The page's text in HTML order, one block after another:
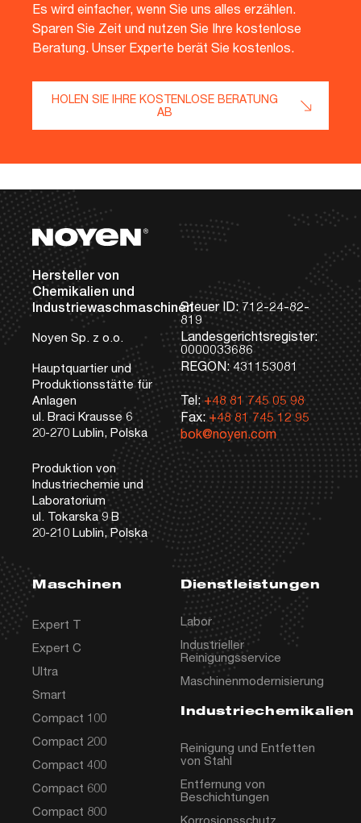
Es wird einfacher, wenn Sie uns alles erzählen.
Sparen Sie Zeit und nutzen Sie Ihre kostenlose
Beratung. Unser Experte berät Sie kostenlos.
HOLEN SIE IHRE KOSTENLOSE BERATUNG
AB
Stopka
Dane kontaktowe
Hersteller von
Chemikalien und
Industriewaschmaschinen
Noyen Sp. z o.o.
Hauptquartier und
Produktionsstätte für
Anlagen
ul. Braci Krausse 6
20-270 Lublin, Polska
Produktion von
Industriechemie und
Laboratorium
ul. Tokarska 9 B
20-210 Lublin, Polska
Steuer ID: 712-24-82-
819
Landesgerichtsregister:
0000033686
REGON: 431153081
Tel:+48 81 745 05 98
Fax: +48 81 745 12 95
bok@noyen.com
Maschinen
Expert T
Expert C
Ultra
Smart
Compact 100
Compact 200
Compact 400
Compact 600
Compact 800
Dienstleistungen
Labor
Industrieller
Reinigungsservice
Maschinenmodernisierung
Industriechemikalien
Reinigung und Entfetten
von Stahl
Entfernung von
Beschichtungen
Korrosionsschutz